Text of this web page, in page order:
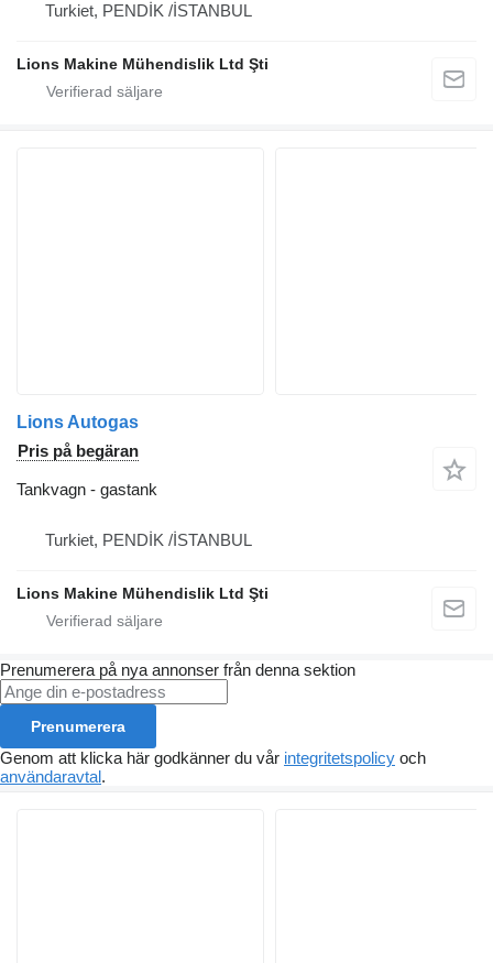
Turkiet, PENDİK /İSTANBUL
Lions Makine Mühendislik Ltd Şti
Lions Autogas
Pris på begäran
Tankvagn - gastank
Turkiet, PENDİK /İSTANBUL
Lions Makine Mühendislik Ltd Şti
Prenumerera på nya annonser från denna sektion
Prenumerera
Genom att klicka här godkänner du vår integritetspolicy och
användaravtal.